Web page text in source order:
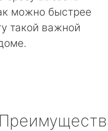
можно быстрее
такой важной